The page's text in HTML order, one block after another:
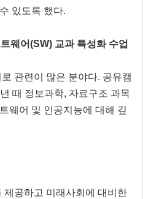
있도록 했다.
웨어(SW) 교과 특성화 수업
관련이 많은 분야다. 공유캠
때 정보과학, 자료구조 과목
웨어 및 인공지능에 대해 깊
제공하고 미래사회에 대비한